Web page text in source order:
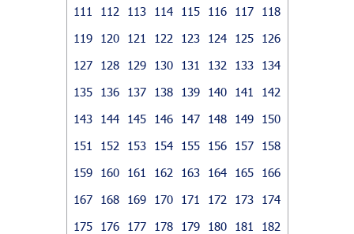
111
112 113 114 115 116 117
118
119
120 121 122 123 124 125
126
127
128 129 130 131 132 133
134
135
136 137 138 139 140 141
142
143
144 145 146 147 148 149
150
151
152 153 154 155 156 157
158
159
160 161 162 163 164 165
166
167
168 169 170 171 172 173
174
175
176 177 178 179 180 181
182